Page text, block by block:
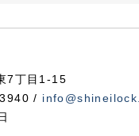
7丁目1-15
/